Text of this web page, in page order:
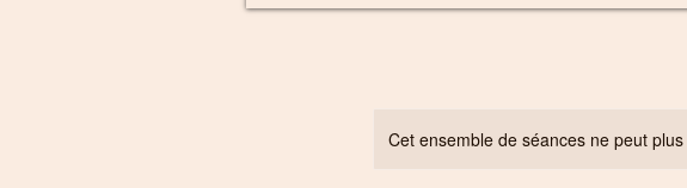
Cet ensemble de séances ne peut